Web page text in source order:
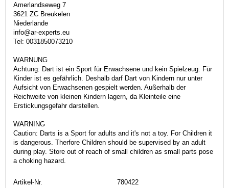
Amerlandseweg 7
3621 ZC Breukelen
Niederlande
info@ar-experts.eu
Tel: 0031850073210
WARNUNG
Achtung: Dart ist ein Sport für Erwachsene und kein Spielzeug. Für
Kinder ist es gefährlich. Deshalb darf Dart von Kindern nur unter
Aufsicht von Erwachsenen gespielt werden. Außerhalb der
Reichweite von kleinen Kindern lagern, da Kleinteile eine
Erstickungsgefahr darstellen.
WARNING
Caution: Darts is a Sport for adults and it's not a toy. For Children it
is dangerous. Therfore Children should be supervised by an adult
during play. Store out of reach of small children as small parts pose
a choking hazard.
Artikel-Nr.
780422